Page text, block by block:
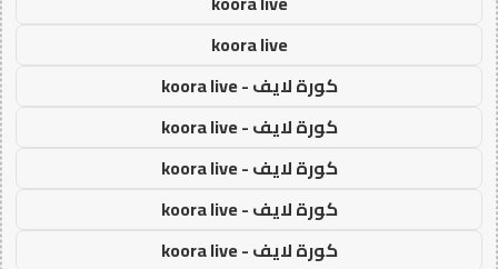
koora live
كورة لايف - koora live
كورة لايف - koora live
كورة لايف - koora live
كورة لايف - koora live
كورة لايف - koora live